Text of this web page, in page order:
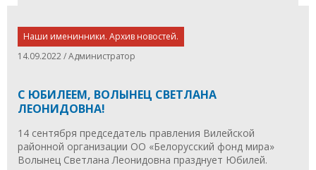
Наши именинники. Архив новостей.
14.09.2022 / Администратор
С ЮБИЛЕЕМ, ВОЛЫНЕЦ СВЕТЛАНА
ЛЕОНИДОВНА!
14 сентября председатель правления Вилейской
районной организации ОО «Белорусский фонд мира»
Волынец Светлана Леонидовна празднует Юбилей.